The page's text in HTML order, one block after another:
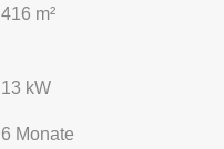
416 m²
13 kW
6 Monate